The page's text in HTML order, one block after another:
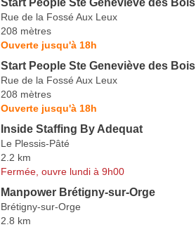
Rue de la Fossé Aux Leux
208 mètres
Ouverte jusqu'à 18h
Start People Ste Geneviève des Bois
Rue de la Fossé Aux Leux
208 mètres
Ouverte jusqu'à 18h
Inside Staffing By Adequat
Le Plessis-Pâté
2.2 km
Fermée, ouvre lundi à 9h00
Manpower Brétigny-sur-Orge
Brétigny-sur-Orge
2.8 km